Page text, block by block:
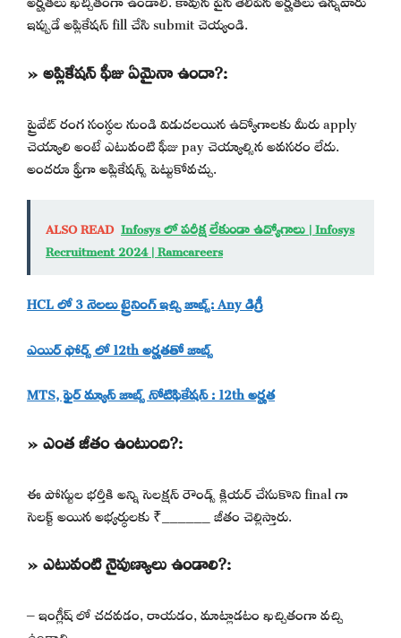
ఇప్పుడే అప్లికేషన్ fill చేసి submit చెయ్యండి.
» అప్లికేషన్ ఫీజు ఏమైనా ఉందా?:
ప్రైవేట్ రంగ సంస్థల నుండి విడుదలయిన ఉద్యోగాలకు మీరు apply
చెయ్యాలి అంటే ఎటువంటి ఫీజు pay చెయ్యాల్సిన అవసరం లేదు.
అందరూ ఫ్రీగా అప్లికేషన్స్ పెట్టుకోవచ్చు.
ALSO READ Infosys లో పరీక్ష లేకుండా ఉద్యోగాలు | Infosys
Recruitment 2024 | Ramcareers
HCL లో 3 నెలలు ట్రైనింగ్ ఇచ్చి జాబ్స్: Any డిగ్రీ
ఎయిర్ ఫోర్స్ లో 12th అర్హతతో జాబ్స్
MTS, ఫైర్ మ్యాన్ జాబ్స్ నోటిఫికేషన్ : 12th అర్హత
» ఎంత జీతం ఉంటుంది?:
ఈ పోస్టుల భర్తీకి అన్ని సెలక్షన్ రౌండ్స్ క్లియర్ చేసుకొని final గా
సెలక్ట్ అయిన అభ్యర్థులకు ₹______ జీతం చెల్లిస్తారు.
» ఎటువంటి నైపుణ్యాలు ఉండాలి?:
– ఇంగ్లీష్ లో చదవడం, రాయడం, మాట్లాడటం ఖచ్చితంగా వచ్చి